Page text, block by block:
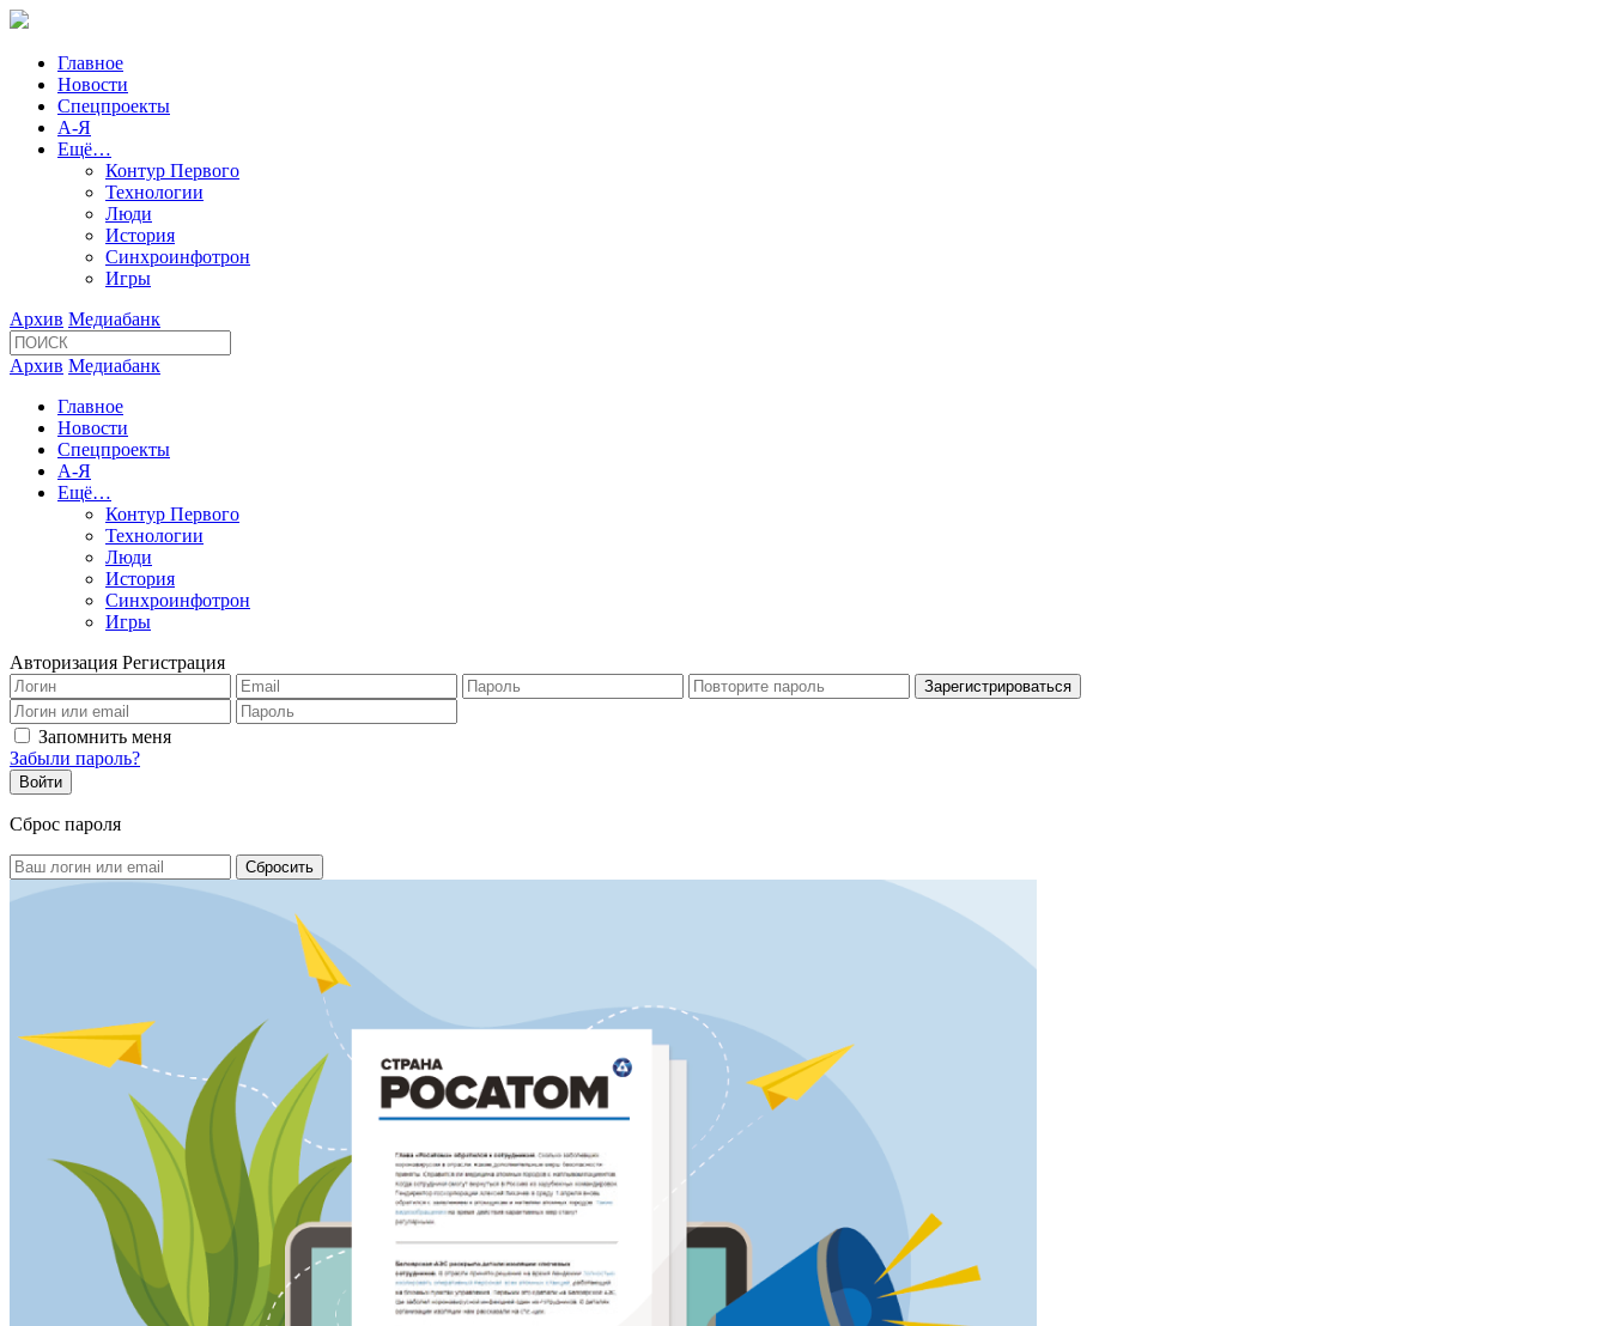
Главное
Новости
Спецпроекты
А-Я
Ещё…
Контур Первого
Технологии
Люди
История
Синхроинфотрон
Игры
Архив Медиабанк
Архив Медиабанк
Главное
Новости
Спецпроекты
А-Я
Ещё…
Контур Первого
Технологии
Люди
История
Синхроинфотрон
Игры
Авторизация Регистрация
Запомнить меня
Забыли пароль?
Сброс пароля